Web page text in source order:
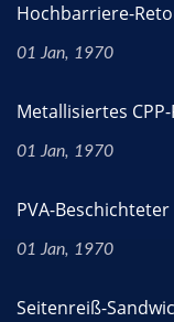
Hochbarriere-
01 Jan, 1970
Metallisiertes
01 Jan, 1970
PVA-
01 Jan, 1970
Seitenreiß-